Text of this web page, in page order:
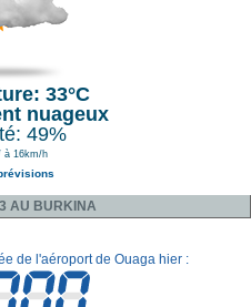
33°C
nuageux
49%
à 16km/h
AU BURKINA
de l'aéroport de Ouaga hier :